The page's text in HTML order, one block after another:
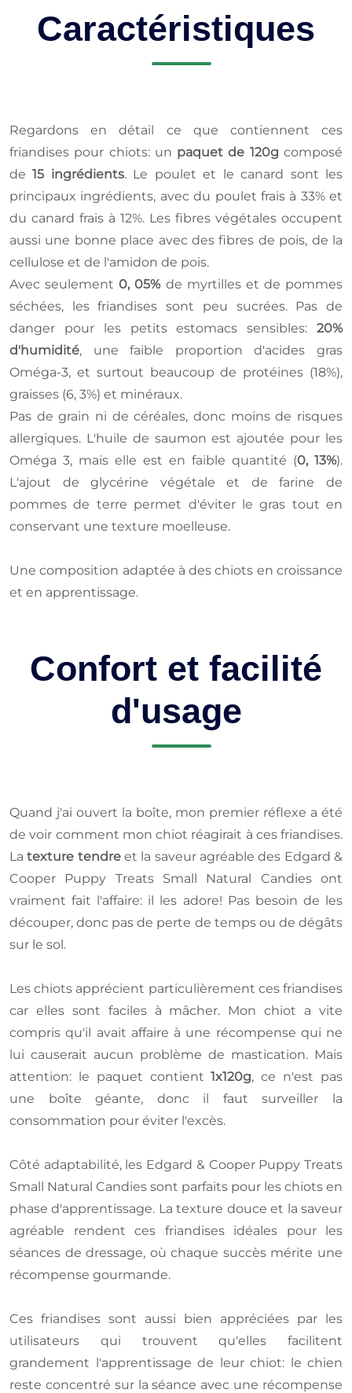
Caractéristiques
Regardons en détail ce que contiennent ces
friandises pour chiots: un paquet de 120g composé
de15 ingrédients. Le poulet et le canard sont les
principaux ingrédients, avec du poulet frais à 33% et
du canard frais à 12%. Les fibres végétales occupent
aussi une bonne place avec des fibres de pois, de la
cellulose et de l'amidon de pois.
Avec seulement 0, 05%de myrtilles et de pommes
séchées, les friandises sont peu sucrées. Pas de
danger pour les petits estomacs sensibles: 20%
d'humidité, une faible proportion d'acides gras
Oméga-3, et surtout beaucoup de protéines (18%),
graisses (6, 3%) et minéraux.
Pas de grain ni de céréales, donc moins de risques
allergiques. L'huile de saumon est ajoutée pour les
Oméga 3, mais elle est en faible quantité (0, 13%).
L'ajout de glycérine végétale et de farine de
pommes de terre permet d'éviter le gras tout en
conservant une texture moelleuse.
Une composition adaptée à des chiots en croissance
et en apprentissage.
Confort et facilité
d'usage
Quand j'ai ouvert la boîte, mon premier réflexe a été
de voir comment mon chiot réagirait à ces friandises.
Latexture tendreet la saveur agréable des Edgard &
Cooper Puppy Treats Small Natural Candies ont
vraiment fait l'affaire: il les adore! Pas besoin de les
découper, donc pas de perte de temps ou de dégâts
sur le sol.
Les chiots apprécient particulièrement ces friandises
car elles sont faciles à mâcher. Mon chiot a vite
compris qu'il avait affaire à une récompense qui ne
lui causerait aucun problème de mastication. Mais
attention: le paquet contient1x120g, ce n'est pas
une boîte géante, donc il faut surveiller la
consommation pour éviter l'excès.
Côté adaptabilité, les Edgard & Cooper Puppy Treats
Small Natural Candies sont parfaits pour les chiots en
phase d'apprentissage. La texture douce et la saveur
agréable rendent ces friandises idéales pour les
séances de dressage, où chaque succès mérite une
récompense gourmande.
Ces friandises sont aussi bien appréciées par les
utilisateurs qui trouvent qu'elles facilitent
grandement l'apprentissage de leur chiot: le chien
reste concentré sur la séance avec une récompense